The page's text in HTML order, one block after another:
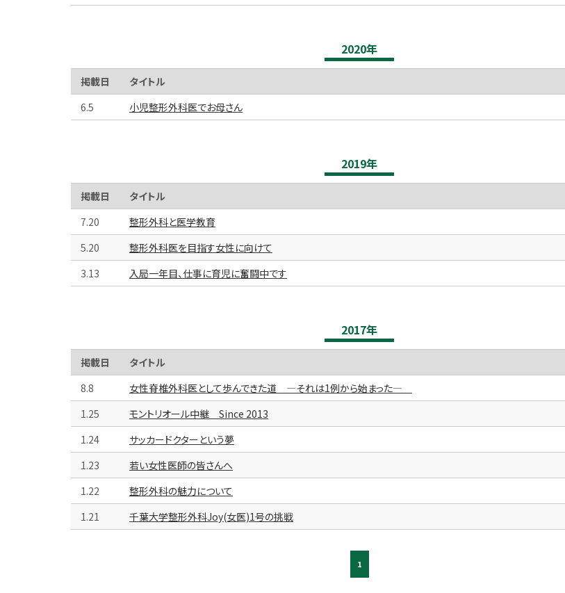
2020年
掲載日
タイトル
6.5
小児整形外科医でお母さん
2019年
掲載日
タイトル
7.20
整形外科と医学教育
5.20
整形外科医を目指す女性に向けて
3.13
入局一年目、仕事に育児に奮闘中です
2017年
掲載日
タイトル
8.8
女性脊椎外科医として歩んできた道 ―それは1例から始まった―
1.25
モントリオール中継 Since 2013
1.24
サッカードクターという夢
1.23
若い女性医師の皆さんへ
1.22
整形外科の魅力について
1.21
千葉大学整形外科Joy(女医)1号の挑戦
1